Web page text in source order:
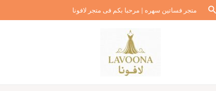
البحثمتجر فساتين سهره | مرحبا بكم فى متجر لافونا